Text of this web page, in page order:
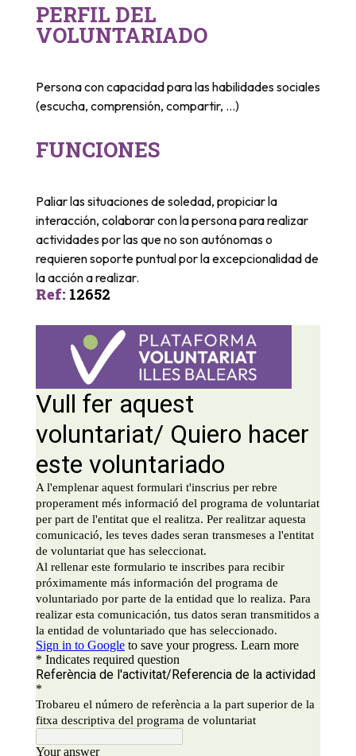
PERFIL DEL
VOLUNTARIADO
Persona con capacidad para las habilidades sociales
(escucha, comprensión, compartir, …)
FUNCIONES
Paliar las situaciones de soledad, propiciar la
interacción, colaborar con la persona para realizar
actividades por las que no son autónomas o
requieren soporte puntual por la excepcionalidad de
la acción a realizar.
Ref: 12652